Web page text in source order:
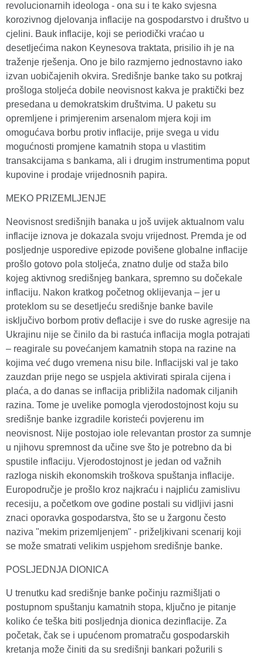
revolucionarnih ideologa - ona su i te kako svjesna
korozivnog djelovanja inflacije na gospodarstvo i društvo u
cjelini. Bauk inflacije, koji se periodički vraćao u
desetljećima nakon Keynesova traktata, prisilio ih je na
traženje rješenja. Ono je bilo razmjerno jednostavno iako
izvan uobičajenih okvira. Središnje banke tako su potkraj
prošloga stoljeća dobile neovisnost kakva je praktički bez
presedana u demokratskim društvima. U paketu su
opremljene i primjerenim arsenalom mjera koji im
omogućava borbu protiv inflacije, prije svega u vidu
mogućnosti promjene kamatnih stopa u vlastitim
transakcijama s bankama, ali i drugim instrumentima poput
kupovine i prodaje vrijednosnih papira.
MEKO PRIZEMLJENJE
Neovisnost središnjih banaka u još uvijek aktualnom valu
inflacije iznova je dokazala svoju vrijednost. Premda je od
posljednje usporedive epizode povišene globalne inflacije
prošlo gotovo pola stoljeća, znatno dulje od staža bilo
kojeg aktivnog središnjeg bankara, spremno su dočekale
inflaciju. Nakon kratkog početnog oklijevanja – jer u
proteklom su se desetljeću središnje banke bavile
isključivo borbom protiv deflacije i sve do ruske agresije na
Ukrajinu nije se činilo da bi rastuća inflacija mogla potrajati
– reagirale su povećanjem kamatnih stopa na razine na
kojima već dugo vremena nisu bile. Inflacijski val je tako
zauzdan prije nego se uspjela aktivirati spirala cijena i
plaća, a do danas se inflacija približila nadomak ciljanih
razina. Tome je uvelike pomogla vjerodostojnost koju su
središnje banke izgradile koristeći povjerenu im
neovisnost. Nije postojao iole relevantan prostor za sumnje
u njihovu spremnost da učine sve što je potrebno da bi
spustile inflaciju. Vjerodostojnost je jedan od važnih
razloga niskih ekonomskih troškova spuštanja inflacije.
Europodručje je prošlo kroz najkraću i najpliću zamislivu
recesiju, a početkom ove godine postali su vidljivi jasni
znaci oporavka gospodarstva, što se u žargonu često
naziva "mekim prizemljenjem" - priželjkivani scenarij koji
se može smatrati velikim uspjehom središnje banke.
POSLJEDNJA DIONICA
U trenutku kad središnje banke počinju razmišljati o
postupnom spuštanju kamatnih stopa, ključno je pitanje
koliko će teška biti posljednja dionica dezinflacije. Za
početak, čak se i upućenom promatraču gospodarskih
kretanja može činiti da su središnji bankari požurili s